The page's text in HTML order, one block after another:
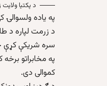
د پکتیا
په یاده
د زرمت لپاره د
سره شریکې کړې
په مخابراتو
کموالی دی.